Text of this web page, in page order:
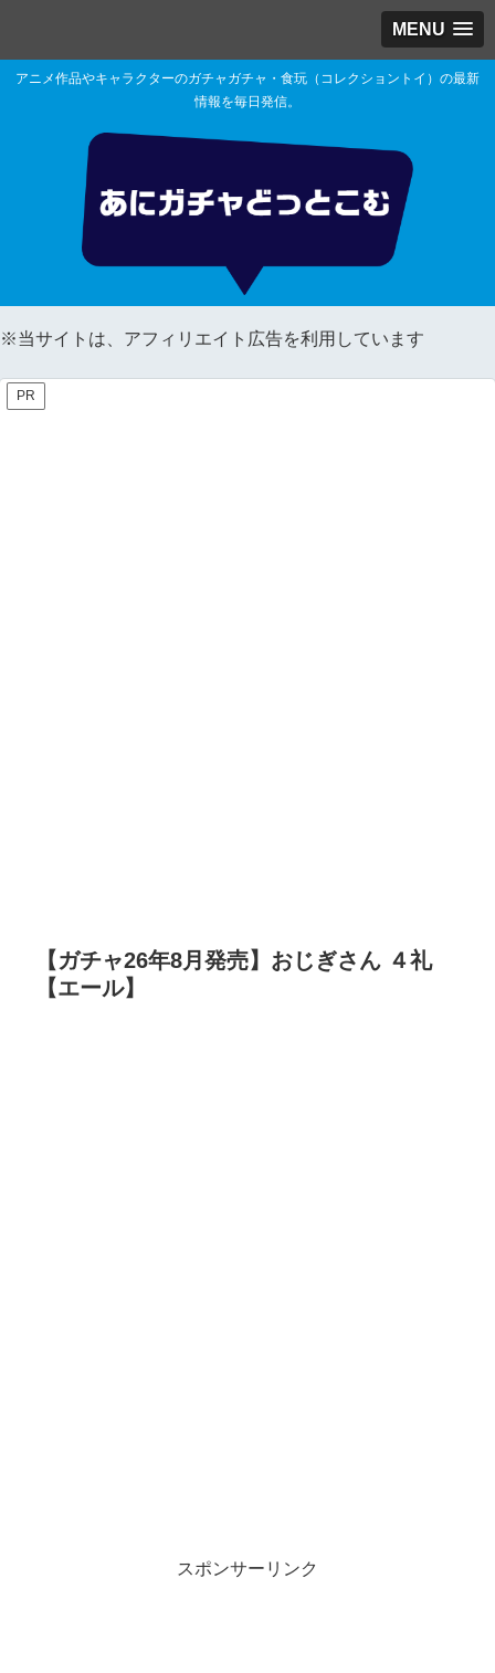
MENU
アニメ作品やキャラクターのガチャガチャ・食玩（コレクショントイ）の最新
情報を毎日発信。
※当サイトは、アフィリエイト広告を利用しています
PR
【ガチャ26年8月発売】おじぎさん ４礼
【エール】
スポンサーリンク